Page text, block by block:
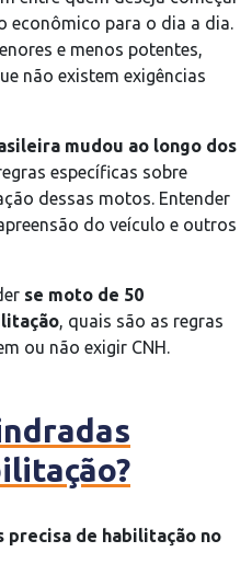
econômico para o dia a dia.
e menos potentes,
não existem exigências
mudou ao longo dos
específicas sobre
dessas motos. Entender
do veículo e outros
se moto de 50
, quais são as regras
ou não exigir CNH.
precisa de habilitação no